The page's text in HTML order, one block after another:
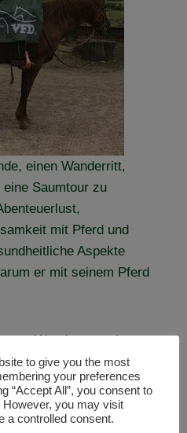
einen Wanderritt,
Saumtour zu
mit Pferd und
Aspekte
er mit seinem Pferd
Wanderung mit
sein. Wir
mit denen ihr eure
unter Beweis stellen
to give you the most
your preferences
“Accept All”, you consent to
However, you may visit
a controlled consent.